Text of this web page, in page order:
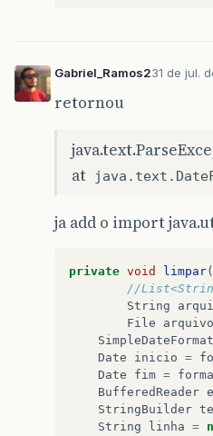
Gabriel_Ramos231 de jul.
retornou
at
ja add o import
private void limpar
//
String
File
arquivo
SimpleDateFormat
Date
inicio =
Date
fim =
BufferedReader
StringBuilder
String
linha =